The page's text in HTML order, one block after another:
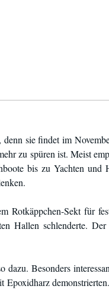
sie findet im
zu spüren ist. Meist
bis zu Yachten und
Rotkäppchen-Sekt für
Hallen schlenderte. Der
Besonders
Epoxidharz